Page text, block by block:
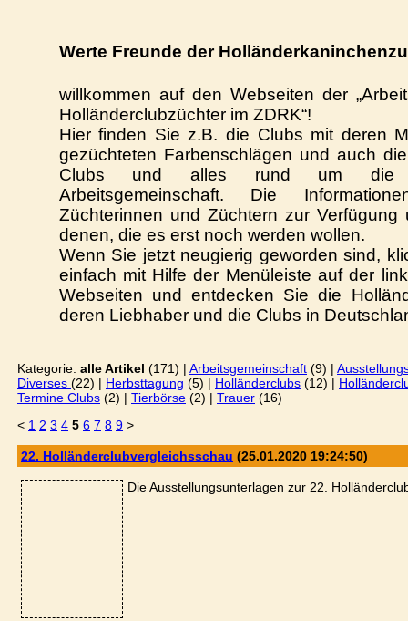
Werte Freunde der
willkommen auf den Webseiten der
Holländerclubzüchter im ZDRK“!
Hier finden Sie z.B. die Clubs mit deren
gezüchteten Farbenschlägen und auch
Clubs und alles rund um die
Arbeitsgemeinschaft. Die
Züchterinnen und Züchtern zur Verfügung
denen, die es erst noch werden wollen.
Wenn Sie jetzt neugierig geworden sind,
einfach mit Hilfe der Menüleiste auf der
Webseiten und entdecken Sie die
deren Liebhaber und die Clubs in
Kategorie: alle Artikel (171) | Arbeitsgemeinschaft (9) |
Diverses (22) | Herbsttagung (5) | Holländerclubs (12) |
Termine Clubs (2) | Tierbörse (2) | Trauer (16)
< 1 2 3 4 5 6 7 8 9 >
22. Holländerclubvergleichsschau (25.01.2020 19:24:50)
Die Ausstellungsunterlagen zur 22.